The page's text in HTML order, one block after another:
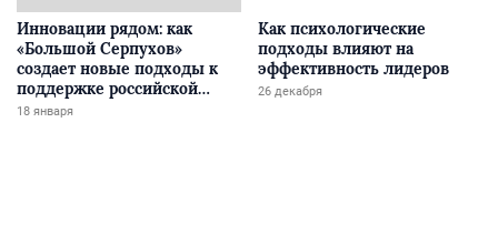
Инновации рядом: как
«Большой Серпухов»
создает новые подходы к
поддержке российской
науки?
18 января
Как психологические
подходы влияют на
эффективность лидеров
26 декабря